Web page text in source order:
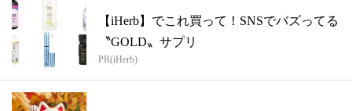
【iHerb】でこれ買って！SNSでバズってる
〝GOLD〟サプリ
PR(iHerb)